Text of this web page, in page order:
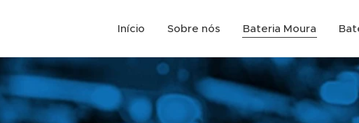
Início Sobre nós Bateria Moura